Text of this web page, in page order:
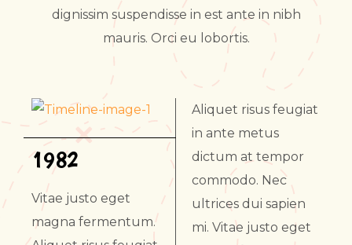
dignissim suspendisse in est ante in nibh
mauris. Orci eu lobortis.
1982
Vitae justo eget
magna fermentum.
Aliquet risus feugiat
in ante metus
dictum at tempor
commodo. Nec
ultrices dui sapien
mi. Vitae justo eget